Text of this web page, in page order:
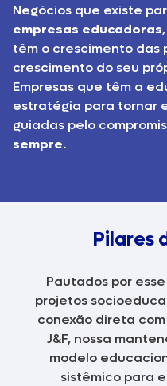
Negócios que existe
empresas educadoras
têm o crescimento das
crescimento do seu
Empresas que têm a
estratégia para tornar
guiadas pelo
sempre.
Pilares
Pautados por
projetos
conexão direta
J&F, nossa
modelo
sistêmico para